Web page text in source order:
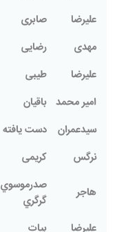
علیرضا
صابری
مهدی
رضایی
علیرضا
طیبی
امیر محمد باقیان
سیدعمران
دست یافته
نرگس
کریمی
هاجر
صدرموسوي
گرگري
علیرضا بیات